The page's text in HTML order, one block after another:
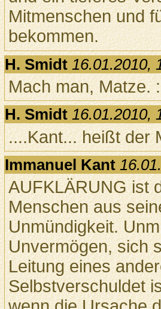
Mitmenschen und
bekommen.
H. Smidt 16.01.2010,
Mach man, Matze.
H. Smidt 16.01.2010,
....Kant... heißt der
Immanuel Kant
AUFKLÄRUNG ist
Menschen aus
Unmündigkeit.
Unvermögen, sich
Leitung eines
Selbstverschuldet